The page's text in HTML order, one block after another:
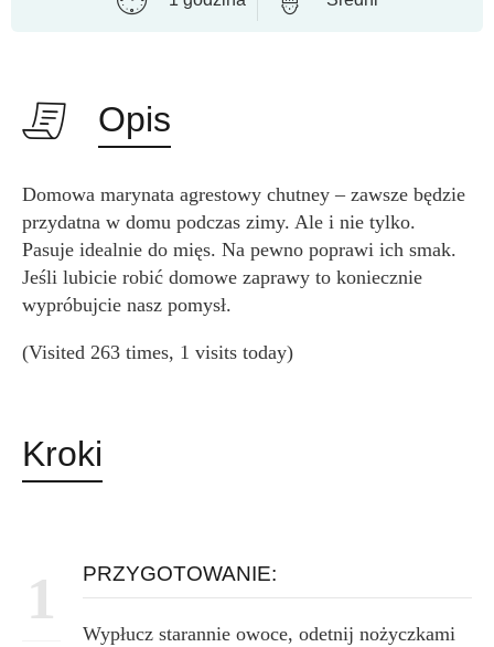
Opis
Domowa marynata agrestowy chutney – zawsze będzie
przydatna w domu podczas zimy. Ale i nie tylko.
Pasuje idealnie do mięs. Na pewno poprawi ich smak.
Jeśli lubicie robić domowe zaprawy to koniecznie
wypróbujcie nasz pomysł.
(Visited 263 times, 1 visits today)
Kroki
1 PRZYGOTOWANIE:
Wypłucz starannie owoce, odetnij nożyczkami